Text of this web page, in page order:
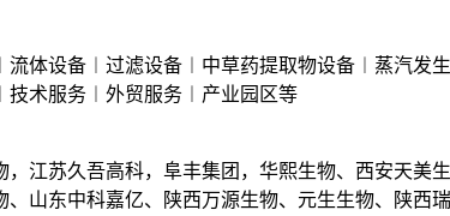
体设备︱过滤设备︱中草药提取物设备︱蒸汽发
术服务︱外贸服务︱产业园区等
江苏久吾高科，阜丰集团，华熙生物、西安天美
山东中科嘉亿、陕西万源生物、元生生物、陕西